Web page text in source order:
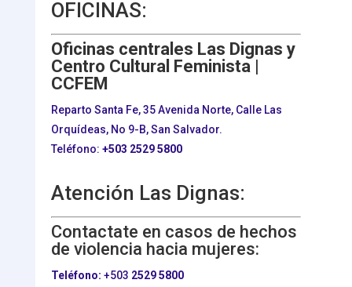
OFICINAS:
Oficinas centrales Las Dignas y
Centro Cultural Feminista |
CCFEM
Reparto Santa Fe, 35 Avenida Norte, Calle Las
Orquídeas, No 9-B, San Salvador.
Teléfono: +503 2529 5800
Atención Las Dignas:
Contactate en casos de hechos
de violencia hacia mujeres:
Teléfono: +503 2529 5800